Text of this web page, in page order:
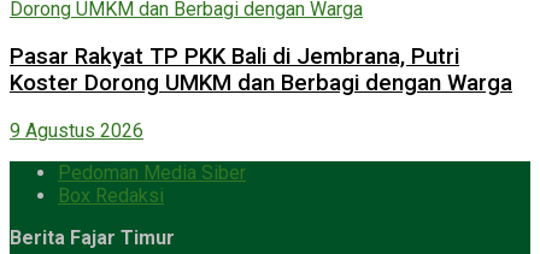
Pasar Rakyat TP PKK Bali di Jembrana, Putri
Koster Dorong UMKM dan Berbagi dengan Warga
9 Agustus 2026
Pedoman Media Siber
Box Redaksi
Berita Fajar Timur